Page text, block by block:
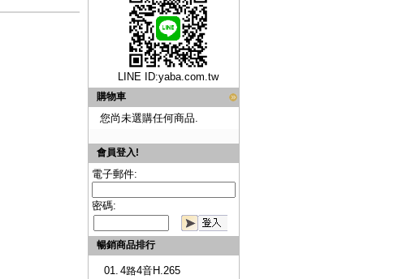
LINE ID:yaba.com.tw
購物車
您尚未選購任何商品.
會員登入!
電子郵件:
密碼:
暢銷商品排行
01. 4路4音H.265